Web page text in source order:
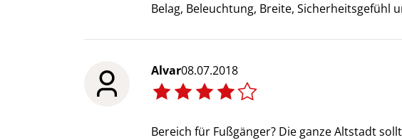
Belag, Beleuchtung, Breite, Sicherheitsgefühl
Alvar08.07.2018
Bereich für Fußgänger? Die ganze Altstadt